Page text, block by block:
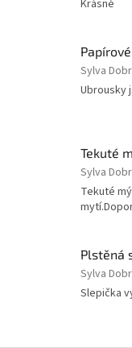
z
5
hvězdiček.
Krásné
Hodnocení
produktu
5
hvězdiček.
Sylva
Ubrousky
Hodnocení
produktu
je
5
hvězdiček.
Sylva
Tekuté
Plstěná
Hodnocení
produktu
Sylva
Slepička